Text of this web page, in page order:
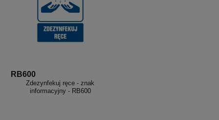
RB600
Zdezynfekuj ręce - znak
informacyjny - RB600